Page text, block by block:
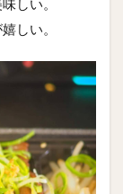
しい。